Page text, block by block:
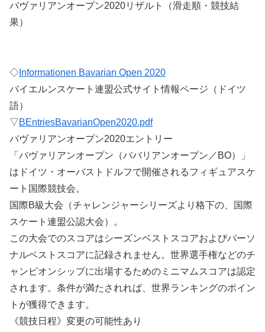
バヴァリアンオープン2020リザルト（滑走順・競技結
果）
◇ Informationen Bavarian Open 2020
バイエルンスケート連盟公式サイト情報ページ（ドイツ
語）
▽BEntriesBavarianOpen2020.pdf
バヴァリアンオープン2020エントリー
「バヴァリアンオープン（ババリアンオープン／BO）」
はドイツ・オーバストドルフで開催されるフィギュアスケ
ート国際競技会。
国際B級大会（チャレンジャーシリーズより格下の、国際
スケート連盟公認大会）。
この大会でのスコアはシーズンベストスコアおよびパーソ
ナルベストスコアに記録されません。世界選手権などのチ
ャンピオンシップに出場するためのミニマムスコアは認定
されます。条件が満たされれば、世界ランキングのポイン
トが獲得できます。
《競技日程》変更の可能性あり